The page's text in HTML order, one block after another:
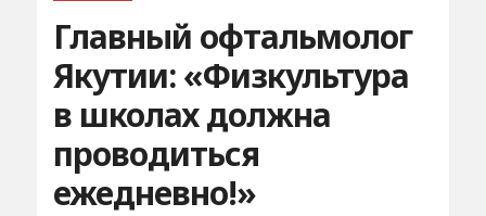
Главный офтальмолог
Якутии: «Физкультура
в школах должна
проводиться
ежедневно!»